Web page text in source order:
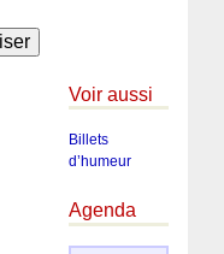
Voir aussi
Billets
d’humeur
Agenda